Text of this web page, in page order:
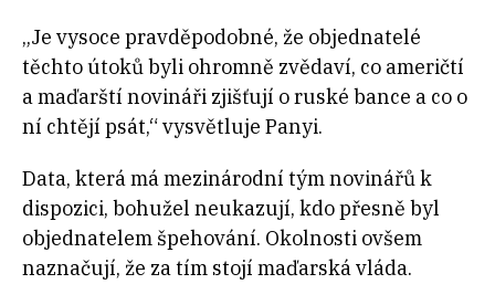
„Je vysoce pravděpodobné, že objednatelé
těchto útoků byli ohromně zvědaví, co američtí
a maďarští novináři zjišťují o ruské bance a co o
ní chtějí psát,“ vysvětluje Panyi.
Data, která má mezinárodní tým novinářů k
dispozici, bohužel neukazují, kdo přesně byl
objednatelem špehování. Okolnosti ovšem
naznačují, že za tím stojí maďarská vláda.